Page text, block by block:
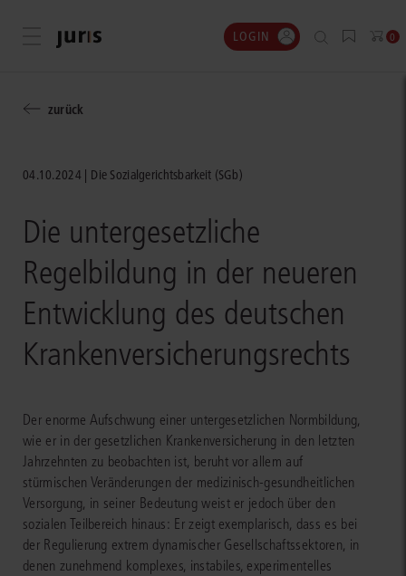
Menü öffnen LOGIN 0
zurück
04.10.2024 Die Sozialgerichtsbarkeit (SGb)
Die untergesetzliche
Regelbildung in der neueren
Entwicklung des deutschen
Kranken­versicherungsrechts
Der enorme Aufschwung einer untergesetzlichen Normbildung,
wie er in der gesetzlichen Krankenversicherung in den letzten
Jahrzehnten zu beobachten ist, beruht vor allem auf
stürmischen Veränderungen der medizinisch-gesundheitlichen
Versorgung, in seiner Bedeutung weist er jedoch über den
sozialen Teilbereich hinaus: Er zeigt exemplarisch, dass es bei
der Regulierung extrem dynamischer Gesellschaftssektoren, in
denen zunehmend komplexes, instabiles, experimentelles